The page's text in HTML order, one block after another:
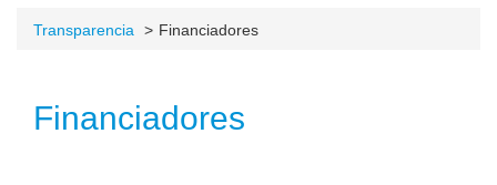
Transparencia Financiadores
Financiadores